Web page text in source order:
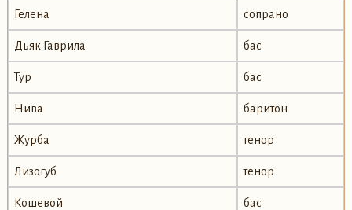
Гелена сопрано
Дьяк Гаврила бас
Тур бас
Нива баритон
Журба тенор
Лизогуб тенор
Кошевой бас